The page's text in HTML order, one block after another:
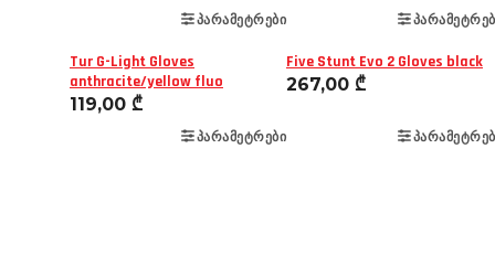
ᲞᲐᲠᲐᲛᲔᲢᲠᲔᲑᲘ
Tur G-Light Gloves
anthracite/yellow fluo
119,00 ₾
ᲞᲐᲠᲐᲛᲔᲢᲠᲔᲑᲘ
Five Stunt Evo 2 Gloves black
267,00 ₾